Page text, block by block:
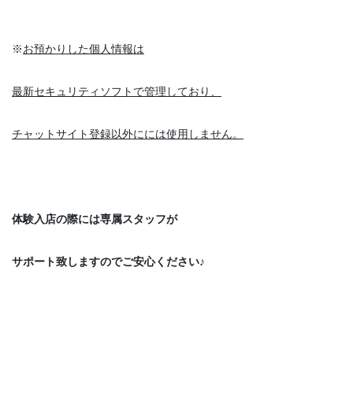
※お預かりした個人情報は
最新セキュリティソフトで管理しており、
チャットサイト登録以外にには使用しません。
体験入店の際には専属スタッフが
サポート致しますのでご安心ください♪